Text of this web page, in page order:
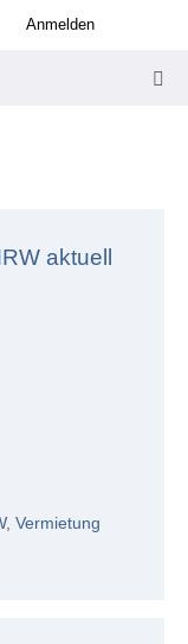
Anmelden
aktuell
, Vermietung